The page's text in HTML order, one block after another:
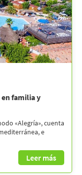
en familia y
«Alegría», cuenta
e
Leer más